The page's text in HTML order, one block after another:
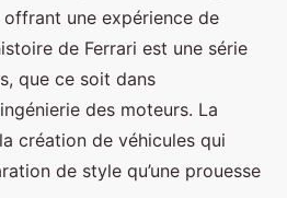
une expérience de
de Ferrari est une série
que ce soit dans
des moteurs. La
création de véhicules qui
de style qu’une prouesse